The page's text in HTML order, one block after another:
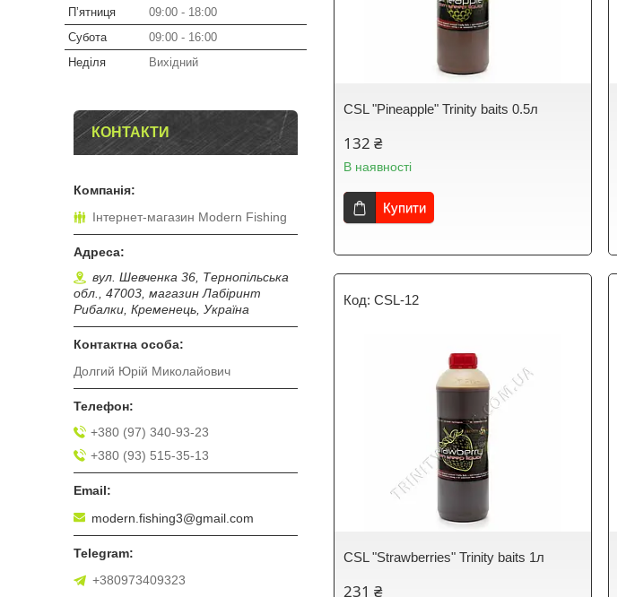
CSL "Pineapple" Trinity baits 0.5л
132 ₴
В наявності
Купити
CSL-12
CSL "Strawberries" Trinity baits 1л
231 ₴
Пʼятниця
09:00
18:00
Субота
09:00
16:00
Неділя
Вихідний
КОНТАКТИ
Інтернет-магазин Modern Fishing
вул. Шевченка 36, Тернопільська
обл., 47003, магазин Лабіринт
Рибалки, Кременець, Україна
Долгий Юрій Миколайович
+380 (97) 340-93-23
+380 (93) 515-35-13
modern.fishing3@gmail.com
+380973409323